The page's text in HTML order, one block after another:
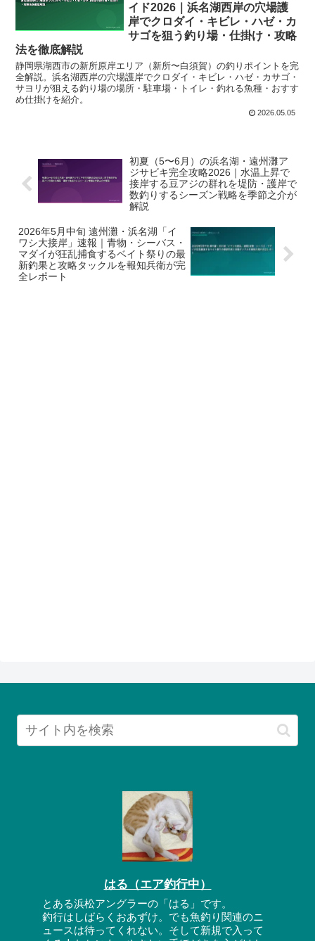
イド2026｜浜名湖西岸の穴場護
岸でクロダイ・キビレ・ハゼ・カ
サゴを狙う釣り場・仕掛け・攻略
法を徹底解説
静岡県湖西市の新所原岸エリア（新所〜白須賀）の釣りポイントを完
全解説。浜名湖西岸の穴場護岸でクロダイ・キビレ・ハゼ・カサゴ・
サヨリが狙える釣り場の場所・駐車場・トイレ・釣れる魚種・おすす
め仕掛けを紹介。
2026.05.05
初夏（5〜6月）の浜名湖・遠州灘ア
ジサビキ完全攻略2026｜水温上昇で
接岸する豆アジの群れを堤防・護岸で
数釣りするシーズン戦略を季節之介が
解説
2026年5月中旬 遠州灘・浜名湖「イ
ワシ大接岸」速報｜青物・シーバス・
マダイが狂乱捕食するベイト祭りの最
新釣果と攻略タックルを報知兵衛が完
全レポート
はる（エア釣行中）
とある浜松アングラーの「はる」です。
釣行はしばらくおあずけ。でも魚釣り関連のニ
ュースは待ってくれない。そして新規で入って